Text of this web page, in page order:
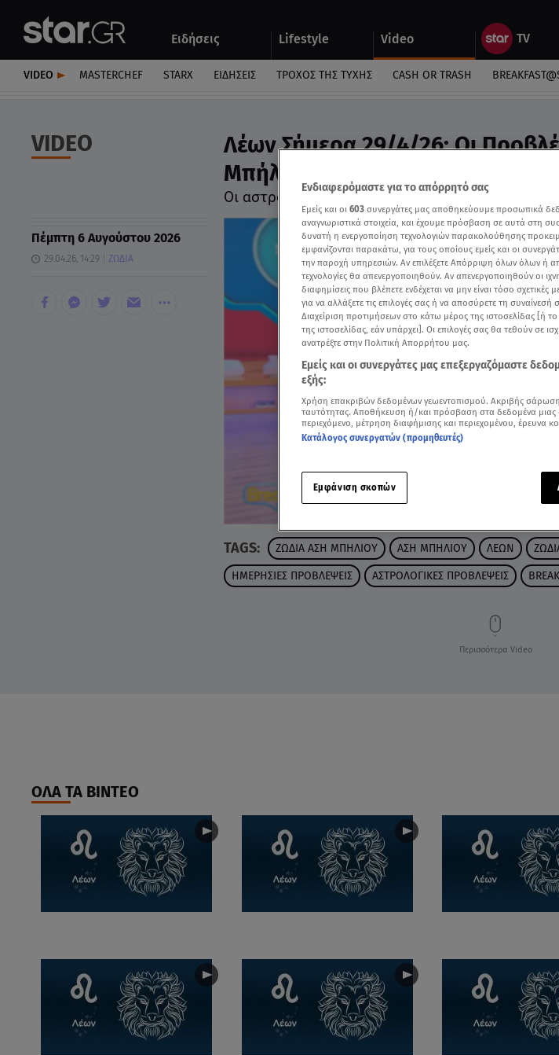
Ειδήσεις Lifestyle Video
Αυτοκίνητο
VIDEO MASTERCHEF STARX ΕΙΔΉΣΕΙΣ ΤΡΟΧΌΣ ΤΗΣ ΤΎΧΗΣ CASH OR TRASH
VIDEO
Λέων Σήμερα 29/4/26: Οι
Μπήλιου - Video
Οι αστρολογικές προβλέψεις της Άσης Μπήλιου
Πέμπτη 6 Αυγούστου 2026
29.04.26, 14:29 ΖΩΔΙΑ
TAGS: ΖΩΔΙΑ ΑΣΗ ΜΠΗΛΙΟΥ ΑΣΗ ΜΠΗΛΙΟΥ ΛΕΩΝ
ΗΜΕΡΗΣΙΕΣ ΠΡΟΒΛΕΨΕΙΣ ΑΣΤΡΟΛΟΓΙΚΕΣ ΠΡΟΒΛΕΨΕΙΣ
Περισσότερα Video
ΟΛΑ ΤΑ ΒΙΝΤΕΟ
Ενδιαφερόμαστε για το απόρρητό σας
Εμείς και οι 603 συνεργάτες μας αποθηκεύουμε προσωπικά
αναγνωριστικά στοιχεία, και έχουμε πρόσβαση σε αυτά στη
δυνατή η ενεργοποίηση τεχνολογιών παρακολούθησης
εμφανίζονται παρακάτω, για τους οποίους εμείς και οι
την παροχή υπηρεσιών. Αν επιλέξετε Απόρριψη όλων όλων ή
τεχνολογίες θα απενεργοποιηθούν. Αν απενεργοποιηθούν οι
διαφημίσεις που βλέπετε ενδέχεται να μην είναι τόσο
για να αλλάξετε τις επιλογές σας ή να αποσύρετε τη
Διαχείριση προτιμήσεων στο κάτω μέρος της ιστοσελίδας [ή
της ιστοσελίδας, εάν υπάρχει]. Οι επιλογές σας θα τεθούν σε
ανατρέξτε στην Πολιτική Απορρήτου μας.
Εμείς και οι συνεργάτες μας επεξεργαζόμαστε
εξής:
Χρήση επακριβών δεδομένων γεωεντοπισμού. Ακριβής
ταυτότητας. Αποθήκευση ή/και πρόσβαση στα δεδομένα μιας
περιεχόμενο, μέτρηση διαφήμισης και περιεχομένου, έρευνα
Κατάλογος συνεργατών (προμηθευτές)
Εμφάνιση σκοπών